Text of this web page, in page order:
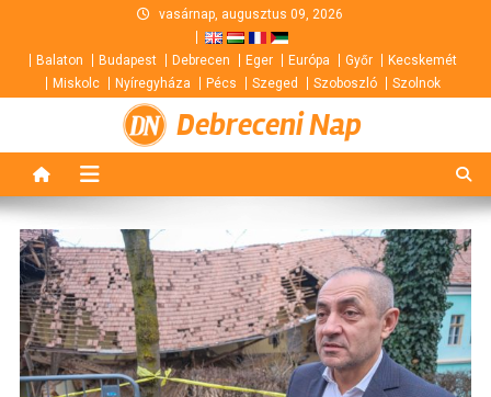
content
vasárnap, augusztus 09, 2026
Balaton Budapest Debrecen Eger Európa Győr
Kecskemét
Miskolc
Nyíregyháza Pécs Szeged Szoboszló Szolnok
Debreceni Nap